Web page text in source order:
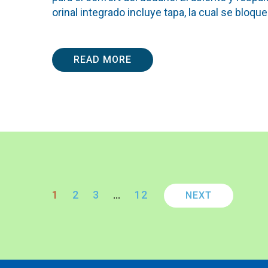
orinal integrado incluye tapa, la cual se
READ MORE
Pages:
1 2 3 … 12 NEXT